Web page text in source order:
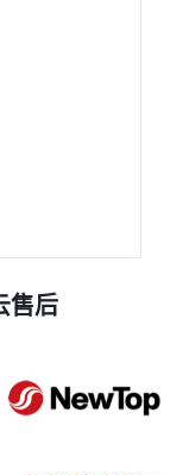
售后